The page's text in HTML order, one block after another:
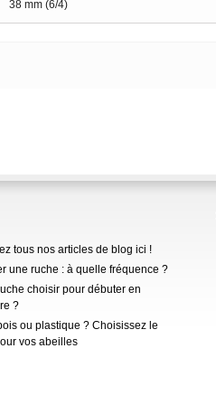
38 mm (6/4)
tous nos articles de blog ici !
une ruche : à quelle fréquence ?
choisir pour débuter en
?
ou plastique ? Choisissez le
vos abeilles